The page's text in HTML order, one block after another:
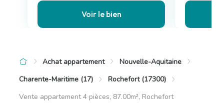
Voir le bien
Achat appartement
Nouvelle-Aquitaine
Charente-Maritime (17)
Rochefort (17300)
Vente appartement 4 pièces, 87.00m², Rochefort